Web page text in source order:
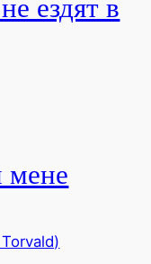
ездят в